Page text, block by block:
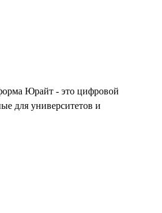
Юрайт - это цифровой
для университетов и